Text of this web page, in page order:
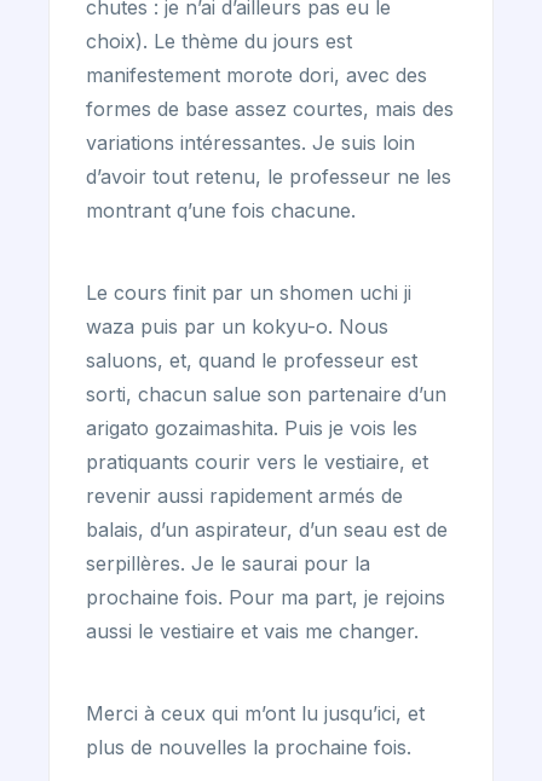
chutes : je n’ai d’ailleurs pas eu le
choix). Le thème du jours est
manifestement morote dori, avec des
formes de base assez courtes, mais des
variations intéressantes. Je suis loin
d’avoir tout retenu, le professeur ne les
montrant q’une fois chacune.
Le cours finit par un shomen uchi ji
waza puis par un kokyu-o. Nous
saluons, et, quand le professeur est
sorti, chacun salue son partenaire d’un
arigato gozaimashita. Puis je vois les
pratiquants courir vers le vestiaire, et
revenir aussi rapidement armés de
balais, d’un aspirateur, d’un seau est de
serpillères. Je le saurai pour la
prochaine fois. Pour ma part, je rejoins
aussi le vestiaire et vais me changer.
Merci à ceux qui m’ont lu jusqu’ici, et
plus de nouvelles la prochaine fois.